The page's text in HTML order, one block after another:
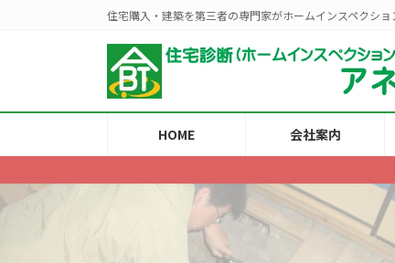
ス
ッ
ン
移
住宅購入・建築を第三者の専門家がホームインスペクショ
HOME 会社案内